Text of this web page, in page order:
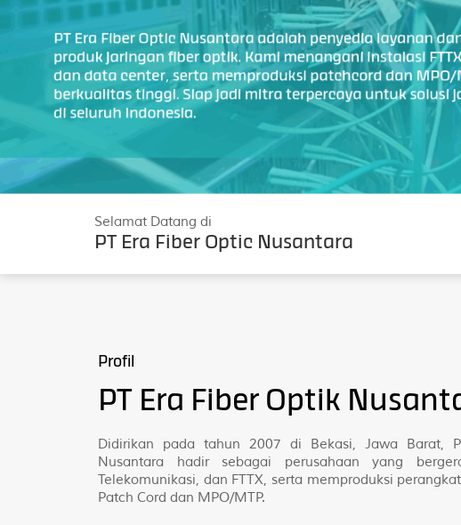
Selamat Datang di
PT Era Fiber Optic Nusantara
Profil
PT Era Fiber Optik
Didirikan pada tahun 2007 di Bekasi, Jawa Barat,
Nusantara hadir sebagai perusahaan yang
Telekomunikasi, dan FTTX, serta memproduksi
Patch Cord dan MPO/MTP.